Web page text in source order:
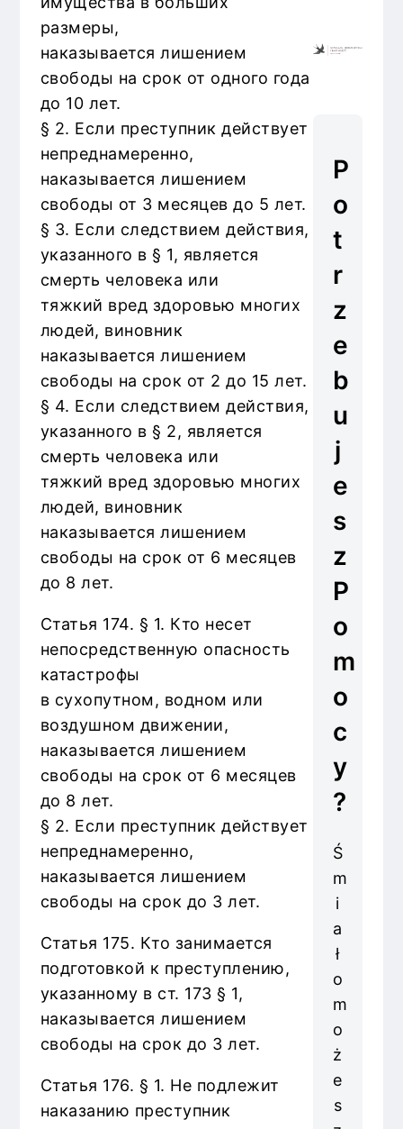
размеры,
наказывается лишением
свободы на срок от одного года
до 10 лет.
§ 2. Если преступник действует
непреднамеренно,
наказывается лишением
свободы от 3 месяцев до 5 лет.
§ 3. Если следствием действия,
указанного в § 1, является
смерть человека или
тяжкий вред здоровью многих
людей, виновник
наказывается лишением
свободы на срок от 2 до 15 лет.
§ 4. Если следствием действия,
указанного в § 2, является
смерть человека или
тяжкий вред здоровью многих
людей, виновник
наказывается лишением
свободы на срок от 6 месяцев
до 8 лет.
Статья 174. § 1. Кто несет
непосредственную опасность
катастрофы
в сухопутном, водном или
воздушном движении,
наказывается лишением
свободы на срок от 6 месяцев
до 8 лет.
§ 2. Если преступник действует
непреднамеренно,
наказывается лишением
свободы на срок до 3 лет.
Статья 175. Кто занимается
подготовкой к преступлению,
указанному в ст. 173 § 1,
наказывается лишением
свободы на срок до 3 лет.
Статья 176. § 1. Не подлежит
наказанию преступник
P
o
t
r
z
e
b
u
j
e
s
z
P
o
m
o
c
y
?
Ś
m
i
a
ł
o
m
o
ż
e
s